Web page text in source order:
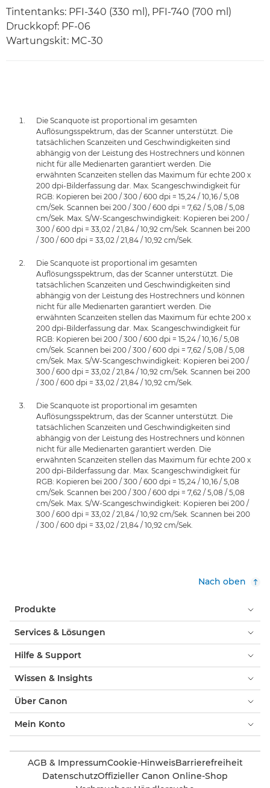
Tintentanks: PFI-340 (330 ml), PFI-740 (700 ml)
Druckkopf: PF-06
Wartungskit: MC-30
Die Scanquote ist proportional im gesamten
Auflösungsspektrum, das der Scanner unterstützt. Die
tatsächlichen Scanzeiten und Geschwindigkeiten sind
abhängig von der Leistung des Hostrechners und können
nicht für alle Medienarten garantiert werden. Die
erwähnten Scanzeiten stellen das Maximum für echte 200 x
200 dpi-Bilderfassung dar. Max. Scangeschwindigkeit für
RGB: Kopieren bei 200 / 300 / 600 dpi = 15,24 / 10,16 / 5,08
cm/Sek. Scannen bei 200 / 300 / 600 dpi = 7,62 / 5,08 / 5,08
cm/Sek. Max. S/W-Scangeschwindigkeit: Kopieren bei 200 /
300 / 600 dpi = 33,02 / 21,84 / 10,92 cm/Sek. Scannen bei 200
/ 300 / 600 dpi = 33,02 / 21,84 / 10,92 cm/Sek.
Die Scanquote ist proportional im gesamten
Auflösungsspektrum, das der Scanner unterstützt. Die
tatsächlichen Scanzeiten und Geschwindigkeiten sind
abhängig von der Leistung des Hostrechners und können
nicht für alle Medienarten garantiert werden. Die
erwähnten Scanzeiten stellen das Maximum für echte 200 x
200 dpi-Bilderfassung dar. Max. Scangeschwindigkeit für
RGB: Kopieren bei 200 / 300 / 600 dpi = 15,24 / 10,16 / 5,08
cm/Sek. Scannen bei 200 / 300 / 600 dpi = 7,62 / 5,08 / 5,08
cm/Sek. Max. S/W-Scangeschwindigkeit: Kopieren bei 200 /
300 / 600 dpi = 33,02 / 21,84 / 10,92 cm/Sek. Scannen bei 200
/ 300 / 600 dpi = 33,02 / 21,84 / 10,92 cm/Sek.
Die Scanquote ist proportional im gesamten
Auflösungsspektrum, das der Scanner unterstützt. Die
tatsächlichen Scanzeiten und Geschwindigkeiten sind
abhängig von der Leistung des Hostrechners und können
nicht für alle Medienarten garantiert werden. Die
erwähnten Scanzeiten stellen das Maximum für echte 200 x
200 dpi-Bilderfassung dar. Max. Scangeschwindigkeit für
RGB: Kopieren bei 200 / 300 / 600 dpi = 15,24 / 10,16 / 5,08
cm/Sek. Scannen bei 200 / 300 / 600 dpi = 7,62 / 5,08 / 5,08
cm/Sek. Max. S/W-Scangeschwindigkeit: Kopieren bei 200 /
300 / 600 dpi = 33,02 / 21,84 / 10,92 cm/Sek. Scannen bei 200
/ 300 / 600 dpi = 33,02 / 21,84 / 10,92 cm/Sek.
Nach oben
Produkte
Services & Lösungen
Hilfe & Support
Wissen & Insights
Über Canon
Mein Konto
AGB & ImpressumCookie-HinweisBarrierefreiheit
DatenschutzOffizieller Canon Online-Shop